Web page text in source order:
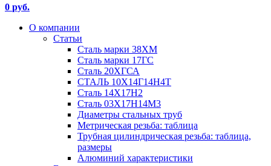
0 руб.
О компании
Статьи
Сталь марки 38ХМ
Сталь марки 17ГС
Сталь 20ХГСА
СТАЛЬ 10Х14Г14Н4Т
Сталь 14Х17Н2
Сталь 03Х17Н14М3
Диаметры стальных труб
Метрическая резьба: таблица
Трубная цилиндрическая резьба: таблица,
размеры
Алюминий характеристики